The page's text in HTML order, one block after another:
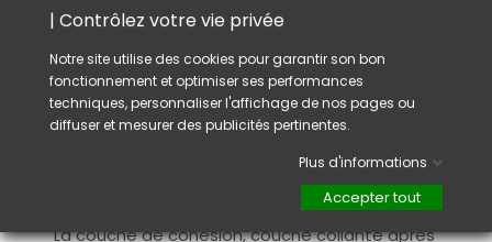
Catalysation : faite durcir votre gel sous une
lampe UV et/ou LED pour assurer un
durcissement complet.
Couche de cohésion : après votre
construction, si votre apex (bombé) présente
cohésion avant de limer pour redonner la
forme que vous souhaitez et continuez avec
le protocole de la pose que vous avez choisi.
La couche de cohésion, couche collante après
| Contrôlez votre vie privée
Notre site utilise des cookies pour garantir son bon
fonctionnement et optimiser ses performances
techniques, personnaliser l'affichage de nos pages ou
diffuser et mesurer des publicités pertinentes.
Plus d'informations
Accepter tout